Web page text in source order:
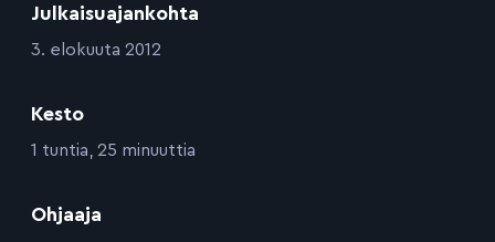
Julkaisuajankohta
:3. elokuuta 2012
Kesto
:1 tuntia, 25 minuuttia
Ohjaaja